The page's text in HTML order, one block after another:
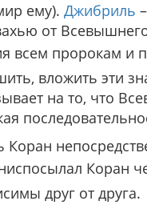
ему). Джибриль
от
всем пророкам и
вложить эти
на то, что
Коран
друг от друга.